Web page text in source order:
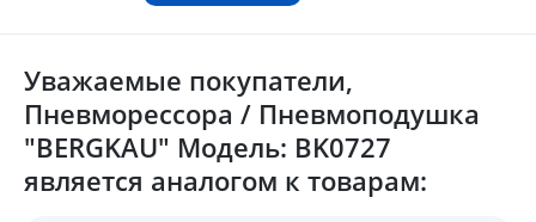
Уважаемые покупатели,
Пневморессора / Пневмоподушка
"BERGKAU" Модель: BK0727
является аналогом к товарам: